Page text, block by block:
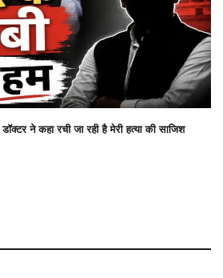
ने कहा रची जा रही है मेरी हत्या की साजिश